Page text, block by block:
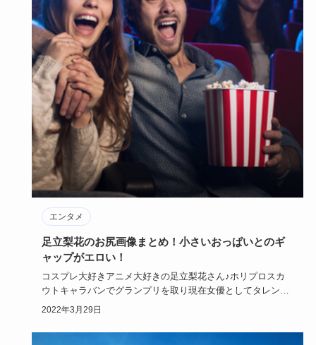
エンタメ
足立梨花のお尻画像まとめ！小さいおっぱいとのギ
ャップがエロい！
コスプレ大好きアニメ大好きの足立梨花さん♪ホリプロスカ
ウトキャラバンでグランプリを取り現在女優としてタレント
として活躍中。…
2022年3月29日